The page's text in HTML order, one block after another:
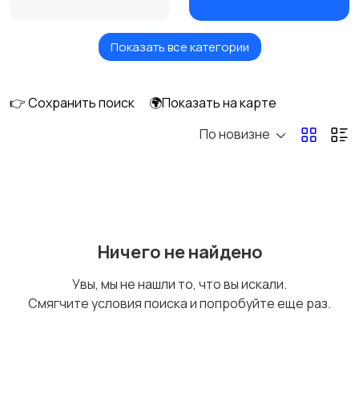
Верхняя одежда Головные уборы
Показать все категории
👉 Сохранить поиск
🌍Показать на карте
По новизне
Ничего не найдено
Увы, мы не нашли то, что вы искали.
Смягчите условия поиска и попробуйте еще раз.